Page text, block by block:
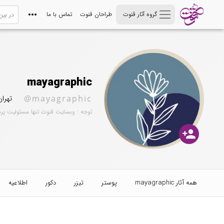
گروه آثار قنوت طراحان قنوت تماس با ما
person_add
mayagraphic
@mayagraphic
توجه : وبسایت قنوت تنها مسئولیت
همه آثار mayagraphic پوستر تیزر دکور اطلاعیه